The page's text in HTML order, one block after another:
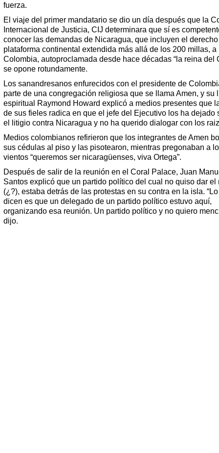
fuerza.
El viaje del primer mandatario se dio un día después que la
Internacional de Justicia, CIJ determinara que sí es
conocer las demandas de Nicaragua, que incluyen el
plataforma continental extendida más allá de los 200 millas, a
Colombia, autoproclamada desde hace décadas “la reina del
se opone rotundamente.
Los sanandresanos enfurecidos con el presidente de
parte de una congregación religiosa que se llama Amen, y su
espiritual Raymond Howard explicó a medios presentes que
de sus fieles radica en que el jefe del Ejecutivo los ha dejado
el litigio contra Nicaragua y no ha querido dialogar con los
Medios colombianos refirieron que los integrantes de Amen
sus cédulas al piso y las pisotearon, mientras pregonaban a
vientos “queremos ser nicaragüenses, viva Ortega”.
Después de salir de la reunión en el Coral Palace, Juan
Santos explicó que un partido político del cual no quiso dar el
(¿?), estaba detrás de las protestas en su contra en la isla.
dicen es que un delegado de un partido político estuvo aquí,
organizando esa reunión. Un partido político y no quiero
dijo.